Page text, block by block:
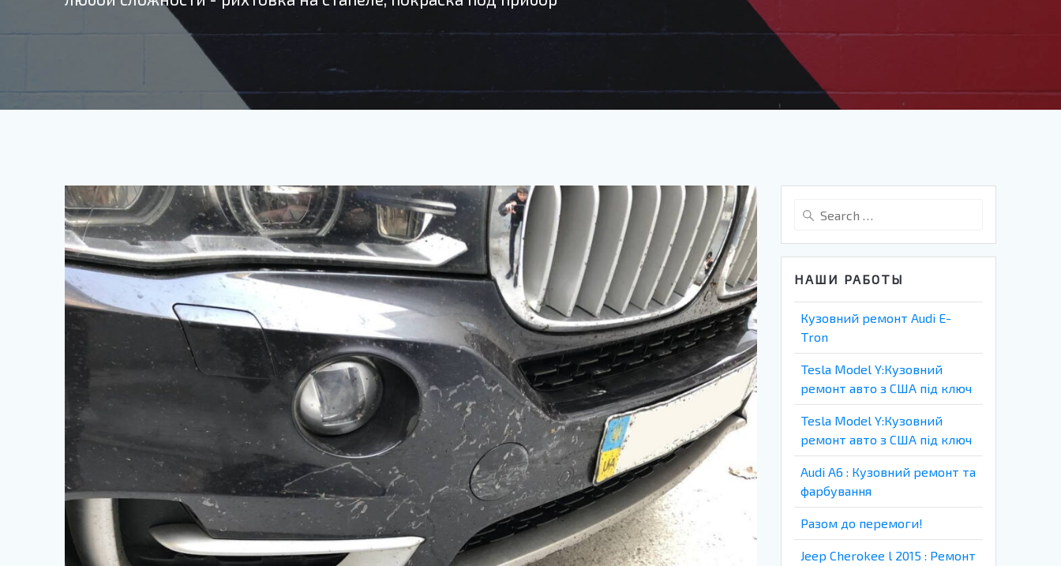
Search
НАШИ РАБОТЫ
Кузовний ремонт Audi E-
Tron
Tesla Model Y:Кузовний
ремонт авто з США під ключ
Tesla Model Y:Кузовний
ремонт авто з США під ключ
Audi A6 : Кузовний ремонт та
фарбування
Разом до перемоги!
Jeep Cherokee l 2015 : Ремонт